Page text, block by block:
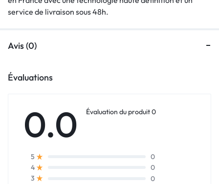
service de livraison sous 48h.
Avis (0)
Évaluations
0.0 Évaluation du produit 0
5
0
4
0
3
0